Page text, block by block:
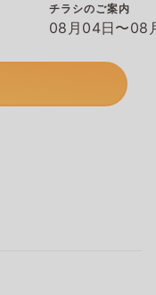
チラシのご案内
08月04日〜08